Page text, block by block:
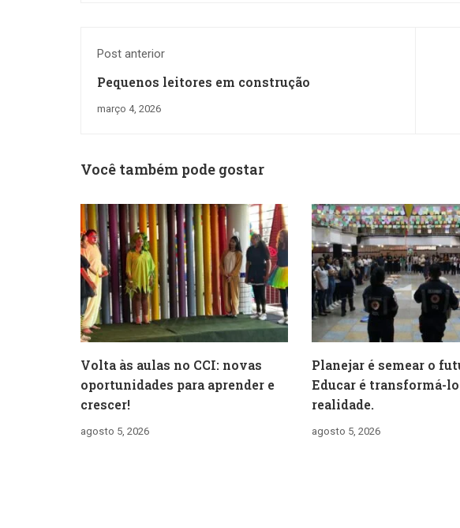
Post anterior
Pequenos leitores em construção
março 4, 2026
Você também pode gostar
Volta às aulas no CCI: novas
oportunidades para aprender e
crescer!
agosto 5, 2026
Planejar é semear o
Educar é transformá-
realidade.
agosto 5, 2026